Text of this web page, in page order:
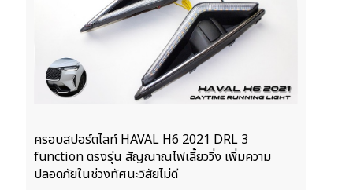
ครอบสปอร์ตไลท์ HAVAL H6 2021 DRL 3
function ตรงรุ่น สัญณาณไฟเลี้ยววิ่ง เพิ่มความ
ปลอดภัยในช่วงทัศนะวิสัยไม่ดี